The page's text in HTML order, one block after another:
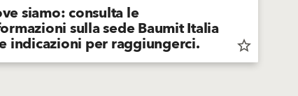
siamo: consulta le
sulla sede Baumit Italia
indicazioni per raggiungerci. star_border